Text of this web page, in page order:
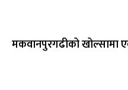
मकवानपुरगढीको